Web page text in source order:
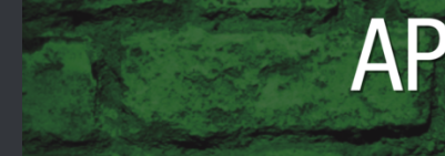
Salta al contenuto